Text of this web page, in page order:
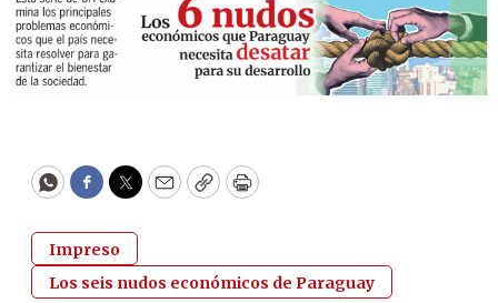
WhatsApp
Facebook
Twitter
EmailCopyPrint
Impreso
Los seis nudos económicos de Paraguay